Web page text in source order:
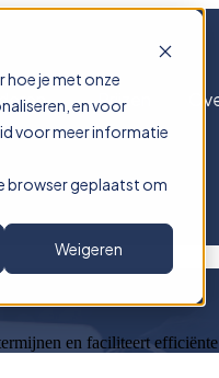
je met onze
en voor
voor meer informatie
browser geplaatst om
Weigeren
Prijzen
en faciliteert